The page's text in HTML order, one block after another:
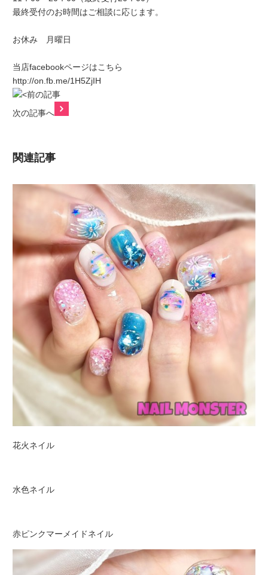
最終受付のお時間はご相談に応じます。
お休み 月曜日
当店facebookページはこちら
http://on.fb.me/1H5ZjIH
前の記事
次の記事へ
関連記事
花火ネイル
水色ネイル
赤ピンクマーメイドネイル